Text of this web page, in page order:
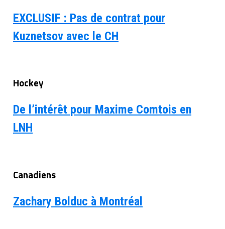
EXCLUSIF : Pas de contrat pour
Kuznetsov avec le CH
Hockey
De l’intérêt pour Maxime Comtois en
LNH
Canadiens
Zachary Bolduc à Montréal